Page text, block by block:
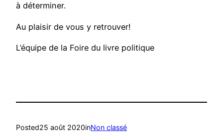
à déterminer.
Au plaisir de vous y retrouver!
L’équipe de la Foire du livre politique
Posted25 août 2020inNon classé